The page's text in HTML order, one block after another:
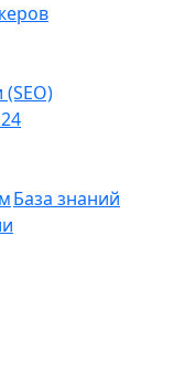
База знаний